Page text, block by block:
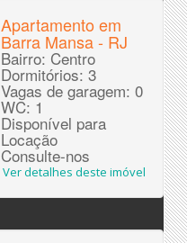
Apartamento em
Barra Mansa - RJ
Bairro: Centro
Dormitórios: 3
Vagas de garagem: 0
WC: 1
Disponível para
Locação
Consulte-nos
Ver detalhes deste imóvel